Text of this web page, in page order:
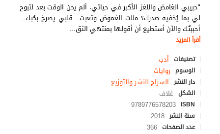
"حبيبي الغامض واللغز الأكبر في حياتي، ألم يحن الوقت بعد لتبوح
لي بما يُخفيه صدرك؟ مللت الغموض وتعبت.. قلبي يصرخ بحُبك...
أحببتُك والآن أستطيع أن أقولها بمنتهي الثق…
أقرأ المزيد
تصنيفات أدب
الوسوم روايات
دار النشر السراج للنشر والتوزيع
الشكل غلاف
ISBN
9789776578203
سنة النشر 2018
عدد الصفحات 366